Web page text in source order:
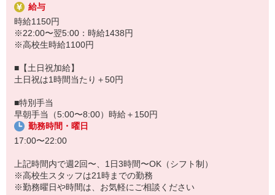
給与
時給1150円
※22:00〜翌5:00：時給1438円
※高校生時給1100円
■【土日祝加給】
土日祝は1時間当たり＋50円
■特別手当
早朝手当（5:00〜8:00）時給＋150円
勤務時間・曜日
17:00〜22:00
上記時間内で週2回〜、1日3時間〜OK（シフト制）
※高校生スタッフは21時までの勤務
※勤務曜日や時間は、お気軽にご相談ください